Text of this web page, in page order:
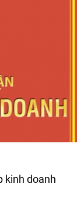
kinh doanh